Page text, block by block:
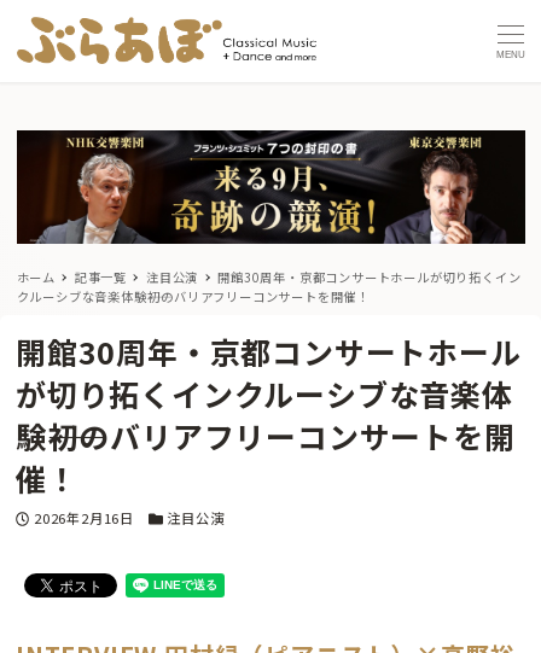
MENU
ホーム 記事一覧 注目公演
開館30周年・京都コンサートホールが切り拓くイン
クルーシブな音楽体験――初のバリアフリーコンサートを開催！
開館30周年・京都コンサートホール
が切り拓くインクルーシブな音楽体
験――初のバリアフリーコンサートを開
催！
投稿日
2026年2月16日 カテゴリー
注目公演